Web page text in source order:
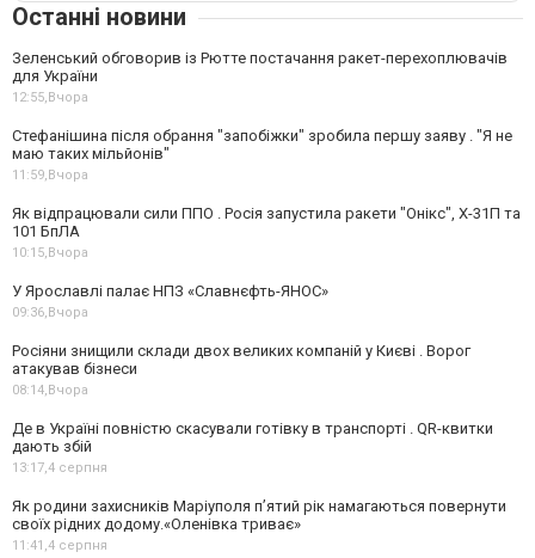
Останні новини
Зеленський обговорив із Рютте постачання ракет-перехоплювачів
для України
12:55,Вчора
Стефанішина після обрання "запобіжки" зробила першу заяву . "Я не
маю таких мільйонів"
11:59,Вчора
Як відпрацювали сили ППО . Росія запустила ракети "Онікс", Х-31П та
101 БпЛА
10:15,Вчора
У Ярославлі палає НПЗ «Славнєфть-ЯНОС»
09:36,Вчора
Росіяни знищили склади двох великих компаній у Києві . Ворог
атакував бізнеси
08:14,Вчора
Де в Україні повністю скасували готівку в транспорті . QR-квитки
дають збій
13:17,4 серпня
Як родини захисників Маріуполя пʼятий рік намагаються повернути
своїх рідних додому.«Оленівка триває»
11:41,4 серпня